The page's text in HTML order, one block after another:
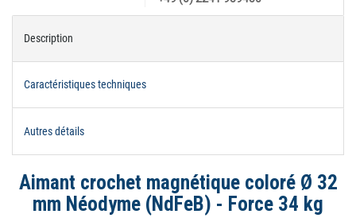
Description
Caractéristiques techniques
Autres détails
Aimant crochet magnétique coloré Ø 32
mm Néodyme (NdFeB) - Force 34 kg